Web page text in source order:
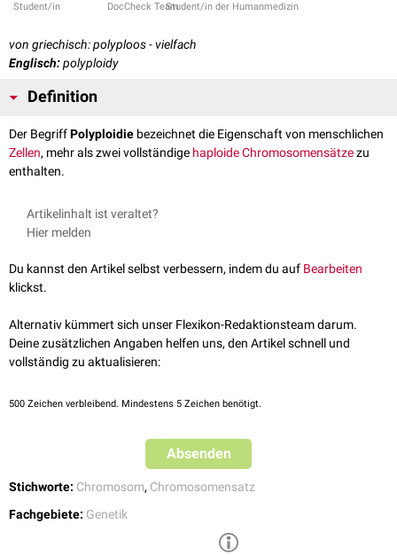
Student/in DocCheck TeamStudent/in der Humanmedizin
von griechisch: polyploos - vielfach
Englisch:polyploidy
Definition
Der BegriffPolyploidie bezeichnet die Eigenschaft von menschlichen
Zellen, mehr als zwei vollständige haploideChromosomensätzezu
enthalten.
Artikelinhalt ist veraltet?
Hier melden
Du kannst den Artikel selbst verbessern, indem du auf Bearbeiten
klickst.
Alternativ kümmert sich unser Flexikon-Redaktionsteam darum.
Deine zusätzlichen Angaben helfen uns, den Artikel schnell und
vollständig zu aktualisieren:
500 Zeichen verbleibend. Mindestens 5 Zeichen benötigt.
Absenden
Stichworte: Chromosom, Chromosomensatz
Fachgebiete: Genetik